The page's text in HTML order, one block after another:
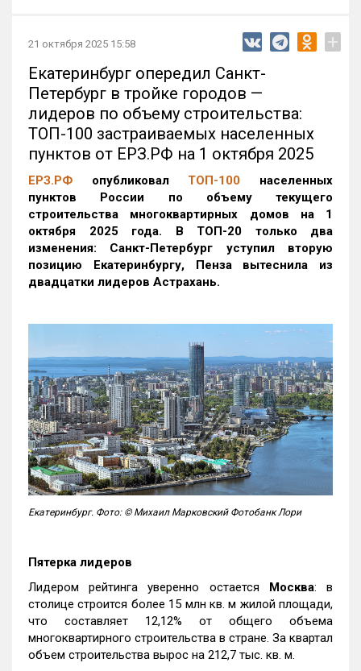
21 октября 2025 15:58 +
Екатеринбург опередил Санкт-
Петербург в тройке городов —
лидеров по объему строительства:
ТОП-100 застраиваемых населенных
пунктов от ЕРЗ.РФ на 1 октября 2025
ЕРЗ.РФ опубликовал ТОП-100 населенных
пунктов России по объему текущего
строительства многоквартирных домов на 1
октября 2025 года. В ТОП-20 только два
изменения: Санкт-Петербург уступил вторую
позицию Екатеринбургу, Пенза вытеснила из
двадцатки лидеров Астрахань.
Екатеринбург. Фото: © Михаил Марковский Фотобанк Лори
Пятерка лидеров
Лидером рейтинга уверенно остается Москва: в
столице строится более 15 млн кв. м жилой площади,
что составляет 12,12% от общего объема
многоквартирного строительства в стране. За квартал
объем строительства вырос на 212,7 тыс. кв. м.